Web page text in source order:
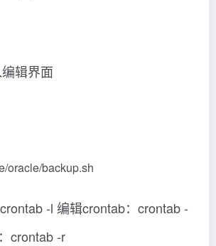
辑界面
oracle/backup.sh
-l 编辑crontab：crontab -
crontab -r